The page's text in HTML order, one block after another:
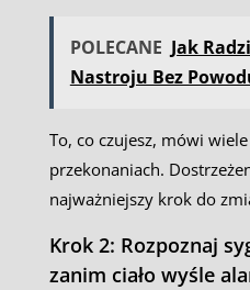
POLECANE Jak
Nastroju Bez
To, co czujesz, mówi
przekonaniach.
najważniejszy krok do
Krok 2: Rozpoznaj
zanim ciało wyśle